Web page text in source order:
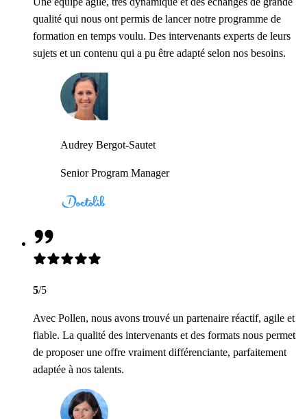
qualité qui nous ont permis de lancer notre programme de
formation en temps voulu. Des intervenants experts de leurs
sujets et un contenu qui a pu être adapté selon nos besoins.
Audrey Bergot-Sautet
Senior Program Manager
5/5
Avec Pollen, nous avons trouvé un partenaire réactif, agile et
fiable. La qualité des intervenants et des formats nous permet
de proposer une offre vraiment différenciante, parfaitement
adaptée à nos talents.